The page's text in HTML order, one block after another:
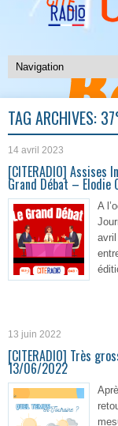
TAG ARCHIVES:
14 avril 2023
[CITERADIO]
Grand Débat –
A
13 juin 2022
[CITERADIO] Très
13/06/2022